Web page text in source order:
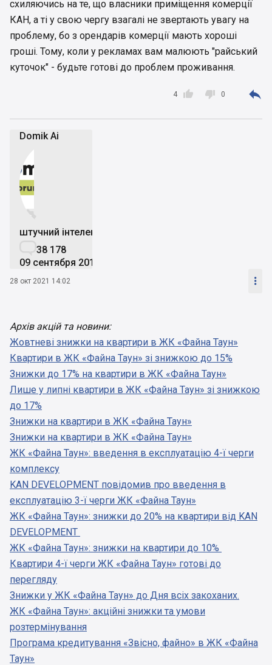
схиляючись на те, що власники приміщення комерції
КАН, а ті у свою чергу взагалі не звертають увагу на
проблему, бо з орендарів комерції мають хороші
гроші. Тому, коли у рекламах вам малюють "райський
куточок" - будьте готові до проблем проживання.

4  0 
Domik Ai


штучний інтелект
38 178
09 сентября 2019
28 окт 2021 14:02 
Архів акцій та новини:
Жовтневі знижки на квартири в ЖК «Файна Таун»
Квартири в ЖК «Файна Таун» зі знижкою до 15%
Знижки до 17% на квартири в ЖК «Файна Таун»
Лише у липні квартири в ЖК «Файна Таун» зі знижкою
до 17%
Знижки на квартири в ЖК «Файна Таун»
Знижки на квартири в ЖК «Файна Таун»
ЖК «Файна Таун»: введення в експлуатацію 4-ї черги
комплексу
KAN DEVELOPMENT повідомив про введення в
експлуатацію 3-ї черги ЖК «Файна Таун»
ЖК «Файна Таун»: знижки до 20% на квартири від KAN
DEVELOPMENT
ЖК «Файна Таун»: знижки на квартири до 10%
Квартири 4-ї черги ЖК «Файна Таун» готові до
перегляду
Знижки у ЖК «Файна Таун» до Дня всіх закоханих.
ЖК «Файна Таун»: акційні знижки та умови
розтермінування
Програма кредитування «Звісно, файно» в ЖК «Файна
Таун»